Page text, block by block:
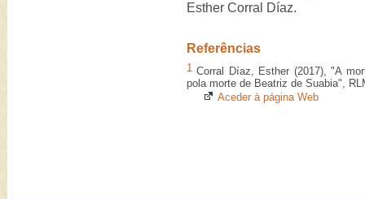
Esther Corral Díaz.
Referências
1 Corral Díaz, Esther (2017), "A
pola morte de Beatriz de Suabia",
Aceder à página Web